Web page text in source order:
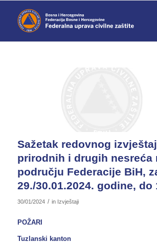
Sažetak redovnog
prirodnih i drugih nesreća
području Federacije BiH,
29./30.01.2024. godine, do
30/01/2024 / in Izvještaji
POŽARI
Tuzlanski kanton